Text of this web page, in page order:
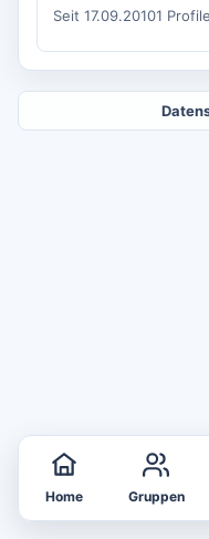
Seit 17.09.20101 Profile
Home Gruppen